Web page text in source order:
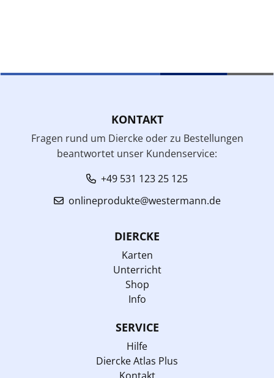
KONTAKT
Fragen rund um Diercke oder zu Bestellungen
beantwortet unser Kundenservice:
+49 531 123 25 125
onlineprodukte@westermann.de
DIERCKE
Karten
Unterricht
Shop
Info
SERVICE
Hilfe
Diercke Atlas Plus